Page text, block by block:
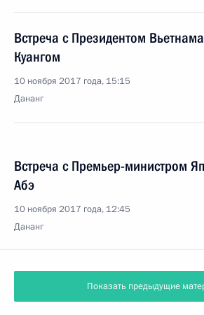
Встреча с Президентом
Куангом
10 ноября 2017 года, 15:15
Дананг
Встреча с Премьер-министром
Абэ
10 ноября 2017 года, 12:45
Дананг
Показать предыдущие